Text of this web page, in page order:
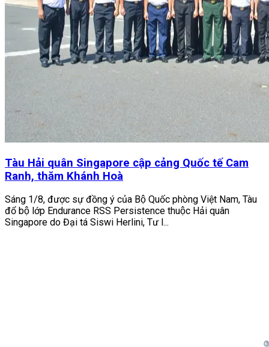
Tàu Hải quân Singapore cập cảng Quốc tế Cam
Ranh, thăm Khánh Hoà
Sáng 1/8, được sự đồng ý của Bộ Quốc phòng Việt Nam, Tàu
đổ bộ lớp Endurance RSS Persistence thuộc Hải quân
Singapore do Đại tá Siswi Herlini, Tư l...